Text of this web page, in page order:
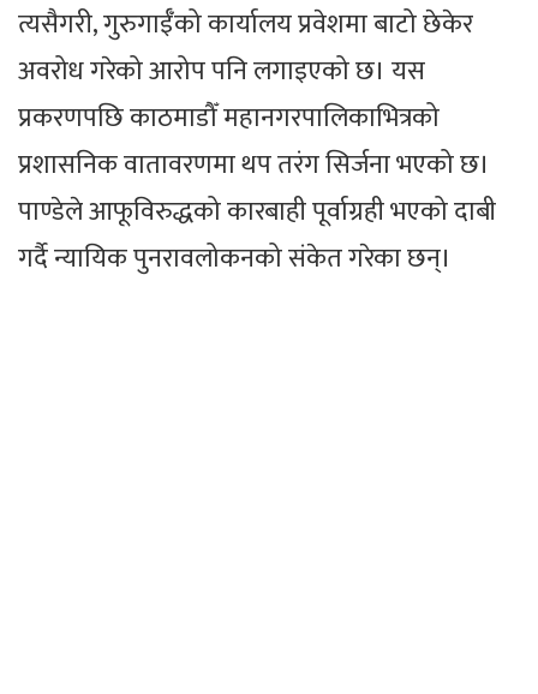
त्यसैगरी, गुरुगाईँको कार्यालय प्रवेशमा बाटो छेकेर
अवरोध गरेको आरोप पनि लगाइएको छ। यस
प्रकरणपछि काठमाडौँ महानगरपालिकाभित्रको
प्रशासनिक वातावरणमा थप तरंग सिर्जना भएको छ।
पाण्डेले आफूविरुद्धको कारबाही पूर्वाग्रही भएको दाबी
गर्दै न्यायिक पुनरावलोकनको संकेत गरेका छन्।